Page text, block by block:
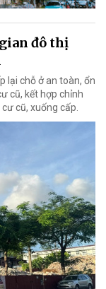
đô thị
lại chỗ ở an toàn, ổn
cũ, kết hợp chỉnh
cũ, xuống cấp.